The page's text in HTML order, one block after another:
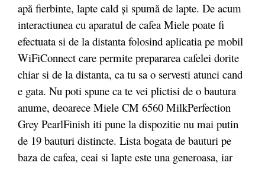
apă fierbinte, lapte cald și spumă de lapte. De acum
interactiunea cu aparatul de cafea Miele poate fi
efectuata si de la distanta folosind aplicatia pe mobil
WiFiConnect care permite prepararea cafelei dorite
chiar si de la distanta, ca tu sa o servesti atunci cand
e gata. Nu poti spune ca te vei plictisi de o bautura
anume, deoarece Miele CM 6560 MilkPerfection
Grey PearlFinish iti pune la dispozitie nu mai putin
de 19 bauturi distincte. Lista bogata de bauturi pe
baza de cafea, ceai si lapte este una generoasa, iar